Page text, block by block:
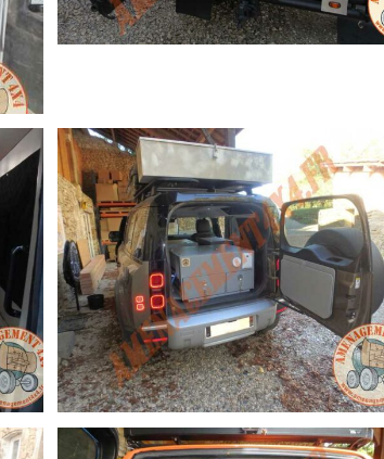
DEFENDER 110 PETIT RAID FAMILIAL EXPLORATEUR (STANDARD)
DEFENDER 130 CELLULE AMBULANCE (SUR MESURE) NEWS DEFENDER 110 (SUR MESURE)